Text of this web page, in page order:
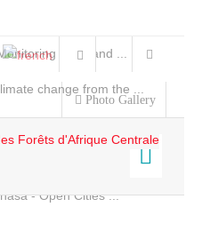
and Land ...
change from the ...
- Open Cities ...
Photo Gallery